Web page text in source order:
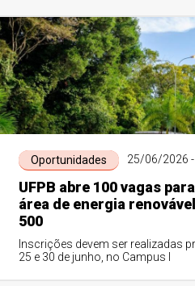
Oportunidades 25/06/2026
UFPB abre 100 vagas
área de energia
500
Inscrições devem ser realizadas
25 e 30 de junho, no Campus I